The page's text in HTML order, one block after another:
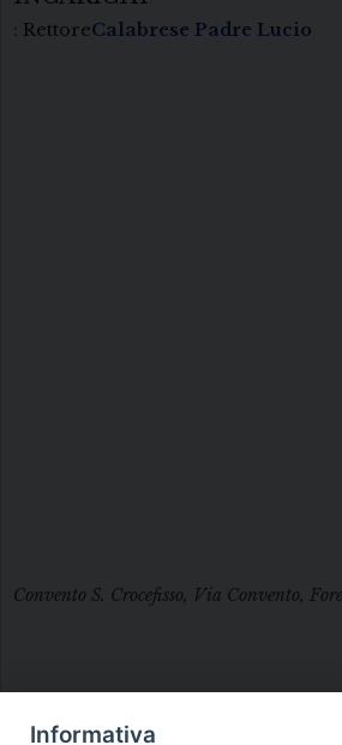
Calabrese Padre Lucio
: Rettore
Convento S. Crocefisso, Via Convento,
Informativa